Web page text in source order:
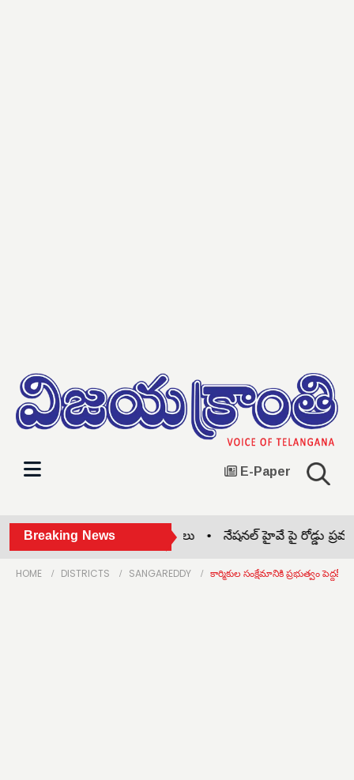
E-Paper
Breaking News
పాఠశాలలో బోనాల సంబరాలు • నేషనల్ హైవే పై రోడ్డు
HOME DISTRICTS SANGAREDDY కార్మికుల సంక్షేమానికి ప్రభుత్వం పెద్దపీట